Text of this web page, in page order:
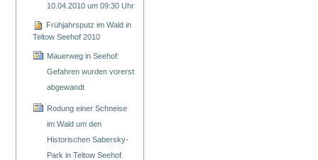
10.04.2010 um 09:30 Uhr
Frühjahrsputz im Wald in
Teltow Seehof 2010
Mauerweg in Seehof:
Gefahren wurden vorerst
abgewandt
Rodung einer Schneise
im Wald um den
Historischen Sabersky-
Park in Teltow Seehof.